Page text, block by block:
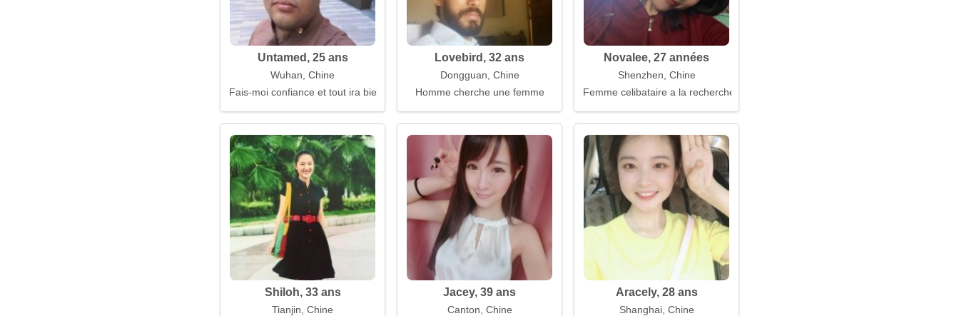
Untamed, 25 ans
Wuhan, Chine
Fais-moi confiance et tout ira bien
Lovebird, 32 ans
Dongguan, Chine
Homme cherche une femme
Novalee, 27 années
Shenzhen, Chine
Femme celibataire a la recherche d'un mari
Shiloh, 33 ans
Tianjin, Chine
Jacey, 39 ans
Canton, Chine
Aracely, 28 ans
Shanghai, Chine